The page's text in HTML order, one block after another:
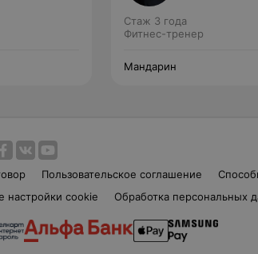
Стаж 3 года
Фитнес-тренер
Мандарин
Пользовательское соглашение
настройки cookie Обработка персональных